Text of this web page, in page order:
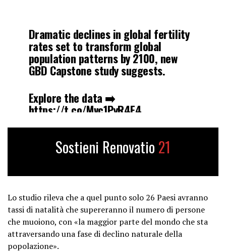
Dramatic declines in global fertility
rates set to transform global
population patterns by 2100, new
GBD Capstone study suggests.
Explore the data ➡️
https://t.co/Mvc1PyR4F4
— The Lancet (@TheLancet)March
Sostieni Renovatio 21
Lo studio rileva che a quel punto solo 26 Paesi avranno
tassi di natalità che supereranno il numero di persone
che muoiono, con «la maggior parte del mondo che sta
attraversando una fase di declino naturale della
popolazione».